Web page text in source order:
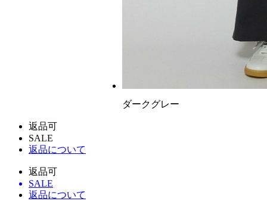
ダークグレー
返品可
SALE
返品について
返品可
SALE
返品について